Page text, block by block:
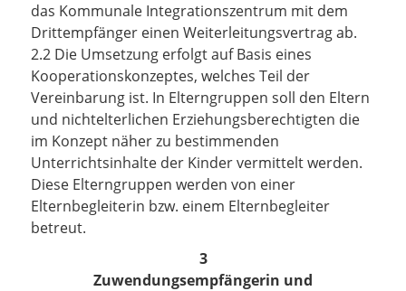
das Kommunale Integrationszentrum mit dem
Drittempfänger einen Weiterleitungsvertrag ab.
2.2 Die Umsetzung erfolgt auf Basis eines
Kooperationskonzeptes, welches Teil der
Vereinbarung ist. In Elterngruppen soll den Eltern
und nichtelterlichen Erziehungsberechtigten die
im Konzept näher zu bestimmenden
Unterrichtsinhalte der Kinder vermittelt werden.
Diese Elterngruppen werden von einer
Elternbegleiterin bzw. einem Elternbegleiter
betreut.
3
Zuwendungsempfängerin und